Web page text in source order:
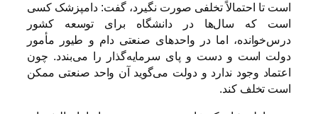
است تا احتمالاً تخلفی صورت نگیرد، گفت: دامپزشک کسی
است که سال‌ها در دانشگاه برای توسعه کشور
درس‌خوانده، اما در واحدهای صنعتی دام و طیور مأمور
دولت است و دست و پای سرمایه‌گذار را می‌بندد. چون
اعتماد وجود ندارد و دولت می‌گوید آن واحد صنعتی ممکن
است تخلف کند.